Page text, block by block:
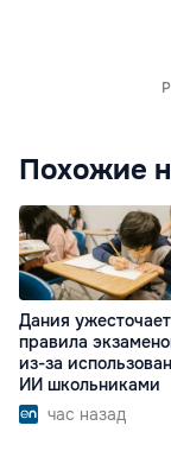
Похожие
Дания ужесточает
правила
из-за
ИИ школьниками
час назад